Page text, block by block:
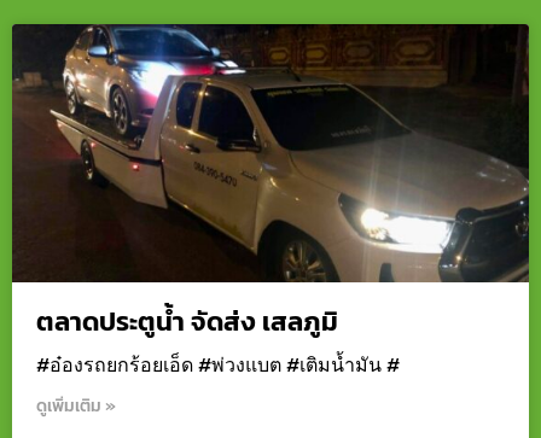
ตลาดประตูน้ำ จัดส่ง เสลภูมิ
#อ๋องรถยกร้อยเอ็ด #พ่วงแบต #เติมน้ำมัน #
ดูเพิ่มเติม »